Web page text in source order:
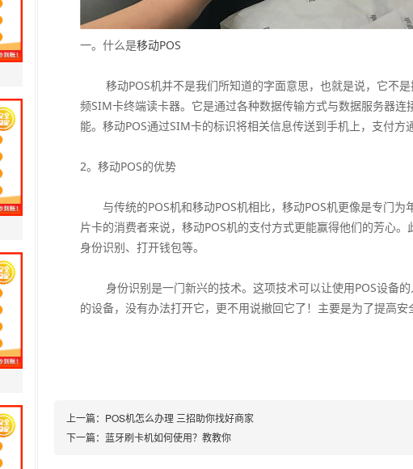
一。什么是移动POS
移动POS机并不是我们所知道的字面意思，也就是说，它不是
频SIM卡终端读卡器。它是通过各种数据传输方式与数据服务器
能。移动POS通过SIM卡的标识将相关信息传送到手机上，支付方
2。移动POS的优势
与传统的POS机和移动POS机相比，移动POS机更像是专门为
片卡的消费者来说，移动POS机的支付方式更能赢得他们的芳心
身份识别、打开钱包等。
身份识别是一门新兴的技术。这项技术可以让使用POS设备的
的设备，没有办法打开它，更不用说撤回它了！主要是为了提高安
上一篇： POS机怎么办理 三招助你找好商家
下一篇： 蓝牙刷卡机如何使用？教教你